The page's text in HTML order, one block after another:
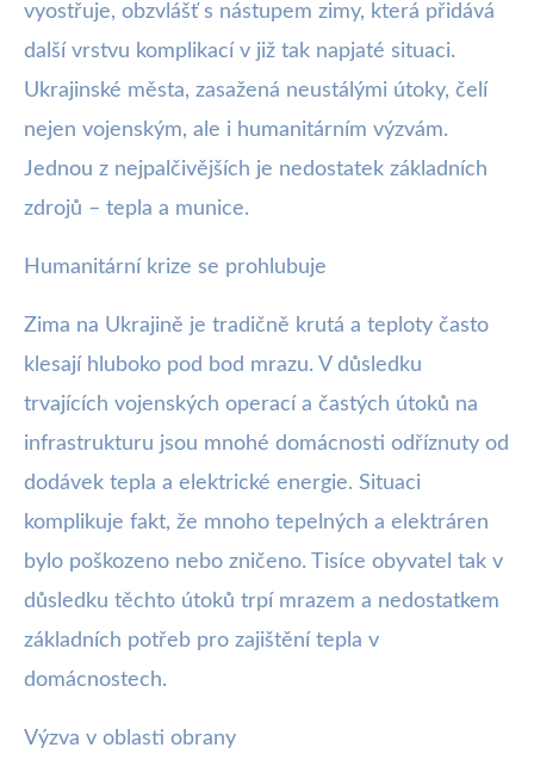
18. 1. 2026 · 3 min čtení · Autor: Kristián Valenta
vyostřuje, obzvlášť s nástupem zimy, která přidává
další vrstvu komplikací v již tak napjaté situaci.
Ukrajinské města, zasažená neustálými útoky, čelí
nejen vojenským, ale i humanitárním výzvám.
Jednou z nejpalčivějších je nedostatek základních
zdrojů – tepla a munice.
Humanitární krize se prohlubuje
Zima na Ukrajině je tradičně krutá a teploty často
klesají hluboko pod bod mrazu. V důsledku
trvajících vojenských operací a častých útoků na
infrastrukturu jsou mnohé domácnosti odříznuty od
dodávek tepla a elektrické energie. Situaci
komplikuje fakt, že mnoho tepelných a elektráren
bylo poškozeno nebo zničeno. Tisíce obyvatel tak v
důsledku těchto útoků trpí mrazem a nedostatkem
základních potřeb pro zajištění tepla v
domácnostech.
Výzva v oblasti obrany